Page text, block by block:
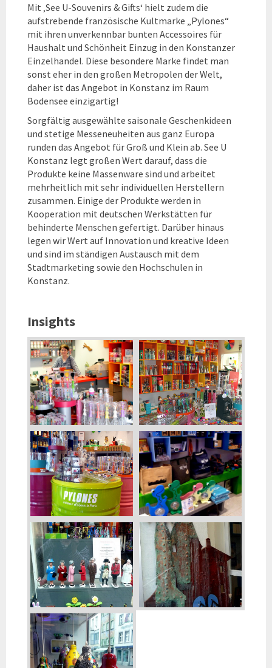
Mit ‚See U-Souvenirs & Gifts‘ hielt zudem die
aufstrebende französische Kultmarke „Pylones“
mit ihren unverkennbar bunten Accessoires für
Haushalt und Schönheit Einzug in den Konstanzer
Einzelhandel. Diese besondere Marke findet man
sonst eher in den großen Metropolen der Welt,
daher ist das Angebot in Konstanz im Raum
Bodensee einzigartig!
Sorgfältig ausgewählte saisonale Geschenkideen
und stetige Messeneuheiten aus ganz Europa
runden das Angebot für Groß und Klein ab. See U
Konstanz legt großen Wert darauf, dass die
Produkte keine Massenware sind und arbeitet
mehrheitlich mit sehr individuellen Herstellern
zusammen. Einige der Produkte werden in
Kooperation mit deutschen Werkstätten für
behinderte Menschen gefertigt. Darüber hinaus
legen wir Wert auf Innovation und kreative Ideen
und sind im ständigen Austausch mit dem
Stadtmarketing sowie den Hochschulen in
Konstanz.
Insights